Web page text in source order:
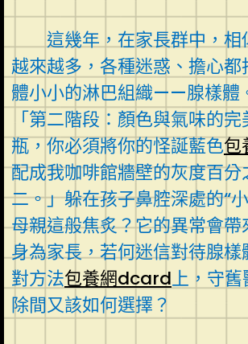
這幾年，在家長群中，相
越來越多，各種迷惑、擔心
體小小的淋巴組織——腺樣體
「第二階段：顏色與氣味的
瓶，你必須將你的怪誕藍色包
配成我咖啡館牆壁的灰度百分
二。」躲在孩子鼻腔深處的“
母親這般焦炙？它的異常會帶
身為家長，若何迷信對待腺樣
對方法包養網dcard上，守
除間又該如何選擇？